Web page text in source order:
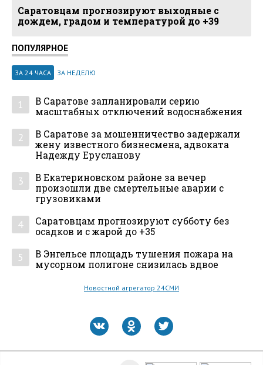
Саратовцам прогнозируют выходные с
дождем, градом и температурой до +39
ПОПУЛЯРНОЕ
ЗА 24 ЧАСА ЗА НЕДЕЛЮ
1
В Саратове запланировали серию
масштабных отключений водоснабжения
2
В Саратове за мошенничество задержали
жену известного бизнесмена, адвоката
Надежду Ерусланову
3
В Екатериновском районе за вечер
произошли две смертельные аварии с
грузовиками
4
Саратовцам прогнозируют субботу без
осадков и с жарой до +35
5
В Энгельсе площадь тушения пожара на
мусорном полигоне снизилась вдвое
Новостной агрегатор 24СМИ